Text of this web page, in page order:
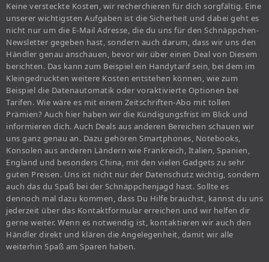
Keine versteckte Kosten, wir recherchieren für dich sorgfältig. Eine
unserer wichtigsten Aufgaben ist die Sicherheit und dabei geht es
nicht nur um die E-Mail Adresse, die du uns für den Schnäppchen-
Newsletter gegeben hast, sondern auch darum, dass wir uns den
Händler genau anschauen, bevor wir über einen Deal von Diesem
berichten. Das kann zum Beispiel ein Handytarif sein, bei dem im
Kleingedruckten weitere Kosten entstehen können, wie zum
Beispiel die Datenautomatik oder voraktivierte Optionen bei
Tarifen. Wie wäre es mit einem Zeitschriften-Abo mit tollen
Prämien? Auch hier haben wir die Kündigungsfrist im Blick und
informieren dich. Auch Deals aus anderen Bereichen schauen wir
uns ganz genau an. Dazu gehören Smartphones, Notebooks,
Konsolen aus anderen Ländern wie Frankreich, Italien, Spanien,
England und besonders China, mit den vielen Gadgets zu sehr
guten Preisen. Uns ist nicht nur der Datenschutz wichtig, sondern
auch das du Spaß bei der Schnäppchenjagd hast. Sollte es
dennoch mal dazu kommen, dass Du Hilfe brauchst, kannst du uns
jederzeit über das Kontaktformular erreichen und wir helfen dir
gerne weiter. Wenn es notwendig ist, kontaktieren wir auch den
Händler direkt und klären die Angelegenheit, damit wir alle
weiterhin Spaß am Sparen haben.